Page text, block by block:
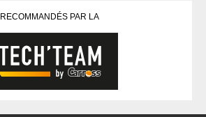
RECOMMANDÉS PAR LA